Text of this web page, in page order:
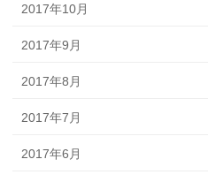
2017年10月
2017年9月
2017年8月
2017年7月
2017年6月